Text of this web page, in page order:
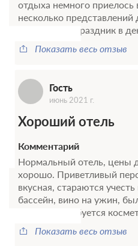
отдыха немного приелось
несколько
дискотеки и праздник в
Показать весь отзыв
Гость
июнь 2021 г.
Хороший отель
Комментарий
Нормальный отель, цены
хорошо. Приветливый
вкусная, стараются
бассейн, вино на ужин,
Номерам требуется
Показать весь отзыв